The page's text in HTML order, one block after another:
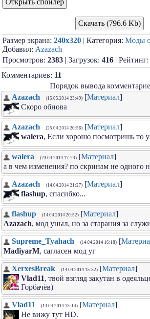
Скачать (796.6 Kb)
Размер экрана: 240x320 | Категория: Моды
Добавил: Azazach
Просмотров: 2383 | Загрузок: 416 | Рейтинг:
Комментариев: 11
Порядок вывода
Azazach
(15.05.2014 23:49) [Материал]
Скоро обнова
Azazach (25.04.2014 20:56) [Материал]
walera, Если хорошо посмотришь то
walera (23.04.2014 17:23) [Материал]
а в чем изменения? по скринам не одного
Azazach (14.04.2014 21:27) [Материал]
flashup, спасибко...
flashup (14.04.2014 20:52) [Материал]
Azazach, мод уныл, но за старания за
Supreme_Tyahach (14.04.2014 16:18) [
MadiyarM, сагласен мод уг
XerxesBreak (14.04.2014 15:32) [Материал]
Vlad11, твой взгляд закутан в
Горбачёв)
Vlad11 (14.04.2014 15:14) [Материал]
Не вижу тут HD.